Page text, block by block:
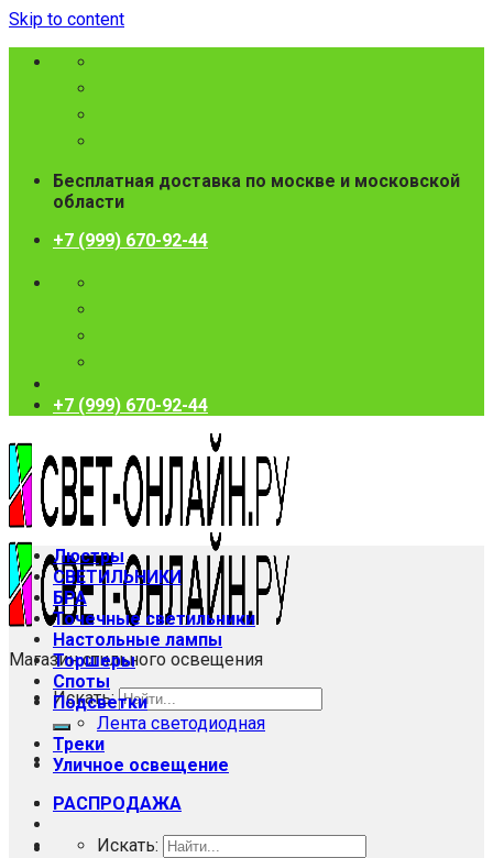
Skip to content
Бесплатная доставка по москве и московской
области
+7 (999) 670-92-44
+7 (999) 670-92-44
Магазин стильного освещения
Искать:
РАСПРОДАЖА
Люстры
СВЕТИЛЬНИКИ
БРА
Точечные светильники
Настольные лампы
Торшеры
Споты
Подсветки
Лента светодиодная
Треки
Уличное освещение
Искать: